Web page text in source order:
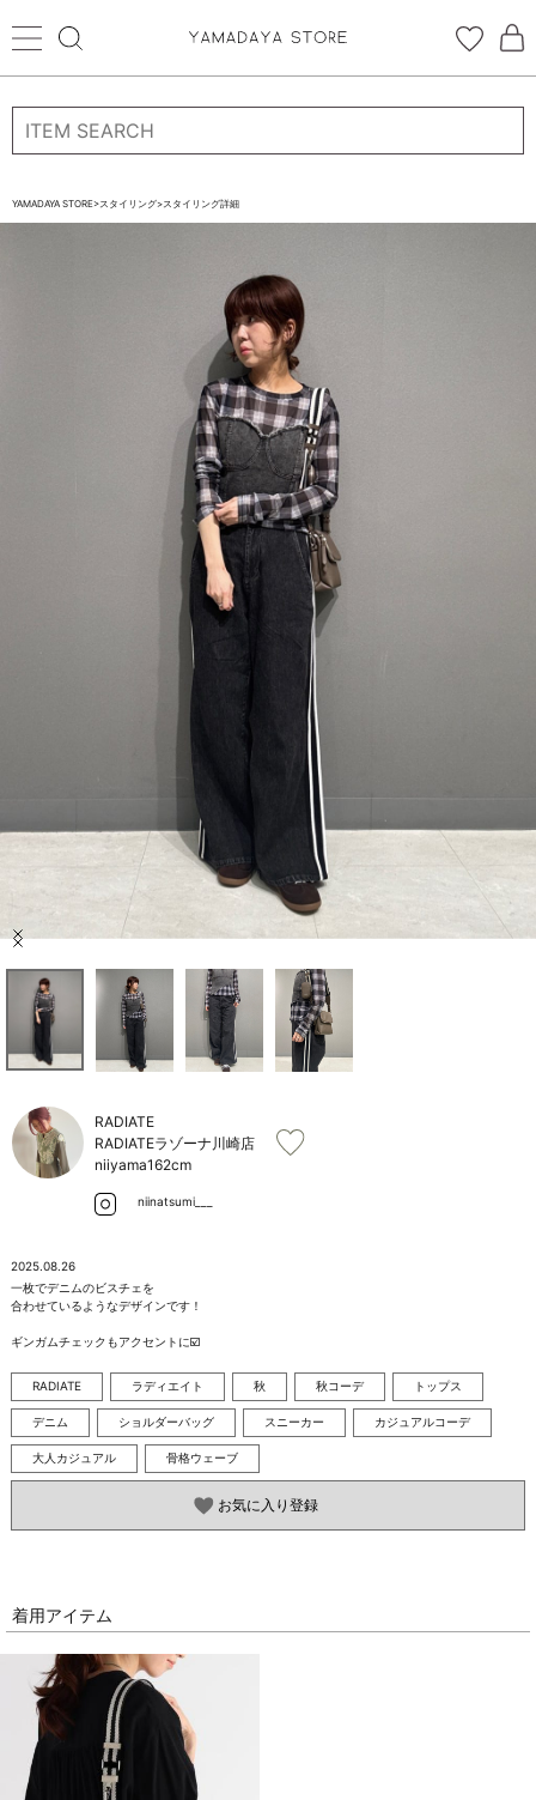
ログイン 新規会員登録
STORE BRAND・LABELから探す
ブランド一覧
店舗検索
ご利用ガイド/ヘルプ
YAMADAYA STORE>スタイリング>スタイリング詳細
Item
RADIATE
RADIATEラゾーナ川崎店
niiyama162cm
niinatsumi___
2025.08.26
一枚でデニムのビスチェを
合わせているようなデザインです！
ギンガムチェックもアクセントに☑️
RADIATE ラディエイト 秋 秋コーデ トップス
デニム ショルダーバッグ スニーカー カジュアルコーデ
大人カジュアル 骨格ウェーブ
お気に入り登録
着用アイテム